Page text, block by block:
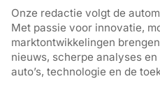
Onze redactie volgt de
Met passie voor innovatie,
marktontwikkelingen
nieuws, scherpe analyses
auto’s, technologie en de